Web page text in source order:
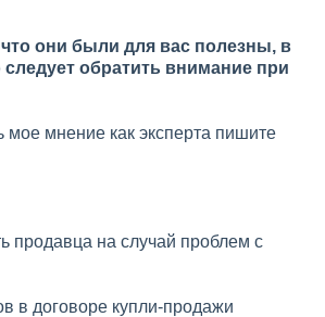
они были для вас полезны, в
обратить внимание при
мнение как эксперта пишите
продавца на случай проблем с
в договоре купли-продажи